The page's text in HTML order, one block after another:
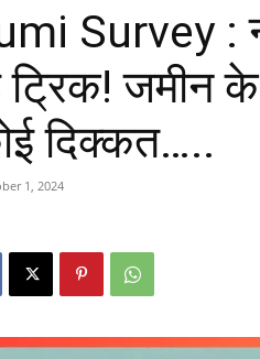
Survey :
ट्रिक! जमीन
दिक्कत…..
1, 2024